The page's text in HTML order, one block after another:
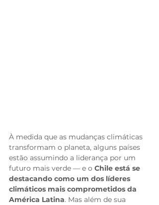
À medida que as mudanças climáticas
transformam o planeta, alguns países
estão assumindo a liderança por um
futuro mais verde — e o Chile está se
destacando como um dos líderes
climáticos mais comprometidos da
América Latina. Mas além de sua